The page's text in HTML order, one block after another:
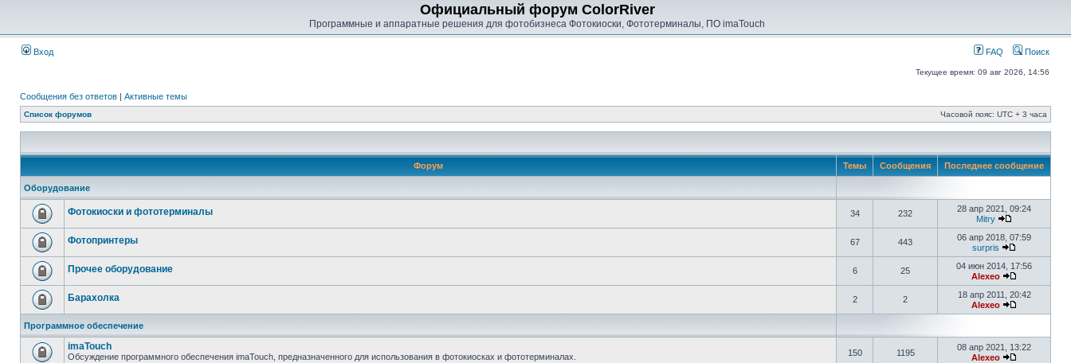
Официальный форум ColorRiver
Программные и аппаратные решения для фотобизнеса Фотокиоски, Фототерминалы, ПО imaTouch
Вход FAQ Поиск
Текущее время: 09 авг 2026, 14:56
Сообщения без ответов | Активные темы
Список форумов Часовой пояс: UTC + 3 часа
Форум Темы Сообщения Последнее сообщение
Оборудование
Фотокиоски и фототерминалы 34 232
28 апр 2021, 09:24
Mitry
Фотопринтеры 67 443
06 апр 2018, 07:59
surpris
Прочее оборудование 6 25
04 июн 2014, 17:56
Alexeo
Барахолка 2 2
18 апр 2011, 20:42
Alexeo
Программное обеспечение
imaTouch
Обсуждение программного обеспечения imaTouch, предназначенного для использования в фотокиосках и фототерминалах. 150 1195
08 апр 2021, 13:22
Alexeo